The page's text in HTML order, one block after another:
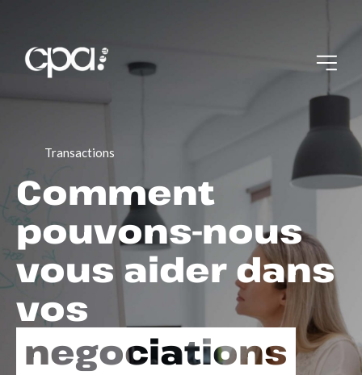
Transactions
Comment
pouvons-nous
vous aider dans
vos
negociations